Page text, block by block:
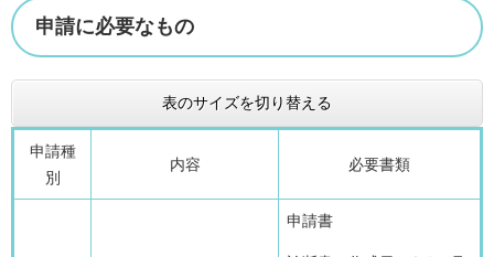
申請に必要なもの
表のサイズを切り替える
申請種
別
内容 必要書類
申請書